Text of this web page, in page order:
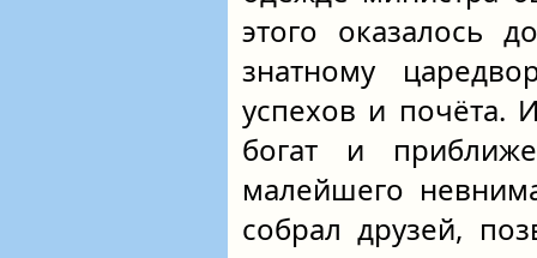
этого оказалось
знатному
успехов и почёта.
богат и
малейшего
собрал друзей,